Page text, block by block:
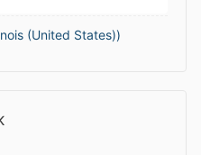
(United States))